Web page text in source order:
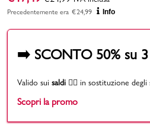
Carrello
Promo & News
negozi
Precedentemente era €24,99 Info
➡️ SCONTO 50% su
Valido sui saldi 👉🏻 in sostituzione
Scopri la promo